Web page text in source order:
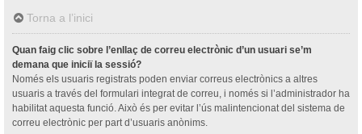
Torna a l’inici
Quan faig clic sobre l’enllaç de correu electrònic d’un usuari se’m
demana que iniciï la sessió?
Només els usuaris registrats poden enviar correus electrònics a altres
usuaris a través del formulari integrat de correu, i només si l’administrador ha
habilitat aquesta funció. Això és per evitar l’ús malintencionat del sistema de
correu electrònic per part d’usuaris anònims.